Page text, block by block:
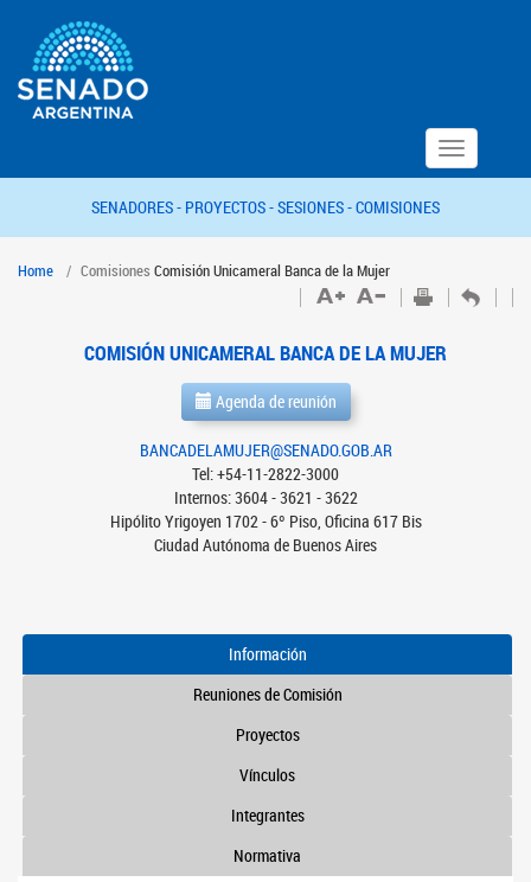
Toggle
navigation
SENADORES - PROYECTOS -SESIONES -COMISIONES
Home Comisiones Comisión Unicameral Banca de la Mujer
COMISIÓN UNICAMERAL BANCA DE LA MUJER
Agenda de reunión
BANCADELAMUJER@SENADO.GOB.AR
Tel: +54-11-2822-3000
Internos: 3604 - 3621 - 3622
Hipólito Yrigoyen 1702 - 6º Piso, Oficina 617 Bis
Ciudad Autónoma de Buenos Aires
Información
Reuniones de Comisión
Proyectos
Vínculos
Integrantes
Normativa